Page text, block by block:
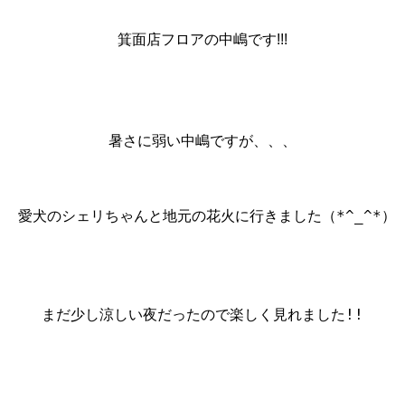
箕面店フロアの中嶋です!!!
暑さに弱い中嶋ですが、、、
愛犬のシェリちゃんと地元の花火に行きました（*^_^*）♪
まだ少し涼しい夜だったので楽しく見れました!!